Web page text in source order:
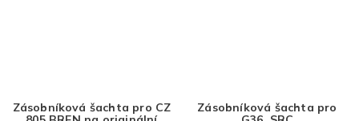
Zásobníková šachta pro CZ
Zásobníková šachta pro